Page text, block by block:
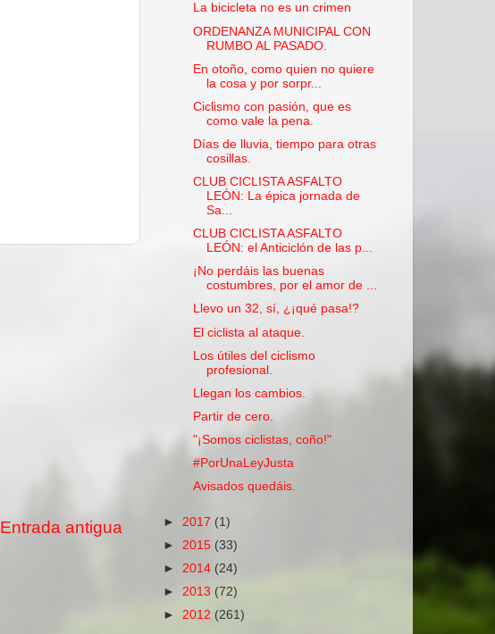
Entrada antigua
La bicicleta no es un crimen
ORDENANZA MUNICIPAL CON
RUMBO AL PASADO.
En otoño, como quien no quiere
la cosa y por sorpr...
Ciclismo con pasión, que es
como vale la pena.
Días de lluvia, tiempo para otras
cosillas.
CLUB CICLISTA ASFALTO
LEÓN: La épica jornada de
Sa...
CLUB CICLISTA ASFALTO
LEÓN: el Anticiclón de las p...
¡No perdáis las buenas
costumbres, por el amor de ...
Llevo un 32, sí, ¿¡qué pasa!?
El ciclista al ataque.
Los útiles del ciclismo
profesional.
Llegan los cambios.
Partir de cero.
"¡Somos ciclistas, coño!"
#PorUnaLeyJusta
Avisados quedáis.
► 2017 (1)
► 2015 (33)
► 2014 (24)
► 2013 (72)
► 2012 (261)